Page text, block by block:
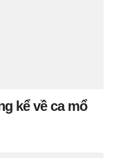
kể về ca mổ